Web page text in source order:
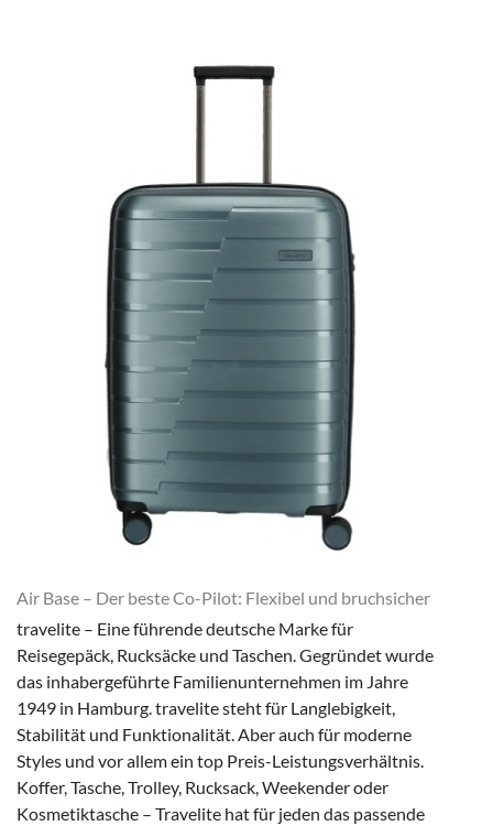
Air Base – Der beste Co-Pilot: Flexibel und bruchsicher
travelite – Eine führende deutsche Marke für
Reisegepäck, Rucksäcke und Taschen. Gegründet wurde
das inhabergeführte Familienunternehmen im Jahre
1949 in Hamburg. travelite steht für Langlebigkeit,
Stabilität und Funktionalität. Aber auch für moderne
Styles und vor allem ein top Preis-Leistungsverhältnis.
Koffer, Tasche, Trolley, Rucksack, Weekender oder
Kosmetiktasche – Travelite hat für jeden das passende